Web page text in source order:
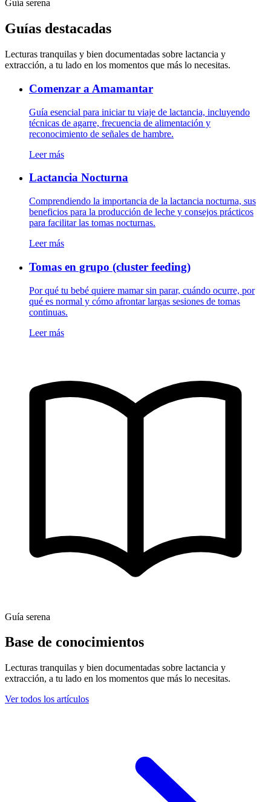
Guía serena
Guías destacadas
Lecturas tranquilas y bien documentadas sobre lactancia y
extracción, a tu lado en los momentos que más lo necesitas.
Comenzar a Amamantar
Guía esencial para iniciar tu viaje de lactancia, incluyendo
técnicas de agarre, frecuencia de alimentación y
reconocimiento de señales de hambre.
Leer más
Lactancia Nocturna
Comprendiendo la importancia de la lactancia nocturna, sus
beneficios para la producción de leche y consejos prácticos
para facilitar las tomas nocturnas.
Leer más
Tomas en grupo (cluster feeding)
Por qué tu bebé quiere mamar sin parar, cuándo ocurre, por
qué es normal y cómo afrontar largas sesiones de tomas
continuas.
Leer más
Guía serena
Base de conocimientos
Lecturas tranquilas y bien documentadas sobre lactancia y
extracción, a tu lado en los momentos que más lo necesitas.
Ver todos los artículos